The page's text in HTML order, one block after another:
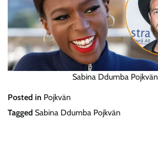
Sabina Ddumba Pojkvän
Posted in Pojkvän
Tagged Sabina Ddumba Pojkvän